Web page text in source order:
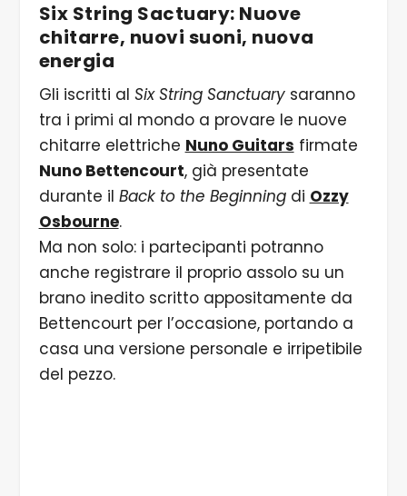
Six String Sactuary: Nuove
chitarre, nuovi suoni, nuova
energia
Gli iscritti al Six String Sanctuarysaranno
tra i primi al mondo a provare le nuove
chitarre elettriche Nuno Guitars firmate
Nuno Bettencourt, già presentate
durante il Back to the Beginningdi Ozzy
Osbourne.
Ma non solo: i partecipanti potranno
anche registrare il proprio assolo su un
brano inedito scritto appositamente da
Bettencourt per l’occasione, portando a
casa una versione personale e irripetibile
del pezzo.